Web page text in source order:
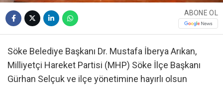
ABONE OL
Söke Belediye Başkanı Dr. Mustafa İberya Arıkan,
Milliyetçi Hareket Partisi (MHP) Söke İlçe Başkanı
Gürhan Selçuk ve ilçe yönetimine hayırlı olsun